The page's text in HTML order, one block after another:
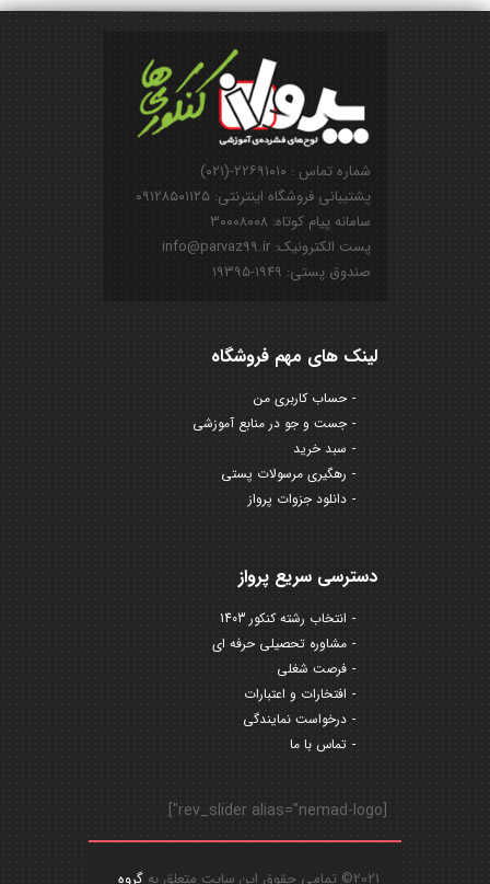
شماره تماس : ۲۲۶۹۱۰۱۰-(۰۲۱)
پشتیبانی فروشگاه اینترنتی: ۰۹۱۲۸۵۰۱۱۲۵
سامانه پیام کوتاه: ۳۰۰۰۸۰۰۸
پست الکترونیک: info@parvaz99.ir
صندوق پستی: ۱۹۴۹-۱۹۳۹۵
لینک های مهم فروشگاه
حساب کاربری من
جست و جو در منابع آموزشی
سبد خرید
رهگیری مرسولات پستی
دانلود جزوات پرواز
دسترسی سریع پرواز
انتخاب رشته کنکور 1403
مشاوره تحصیلی حرفه ای
فرصت شغلی
افتخارات و اعتبارات
درخواست نمایندگی
تماس با ما
[rev_slider alias="nemad-logo"]
2021© تمامی حقوق این سایت متعلق به گروه